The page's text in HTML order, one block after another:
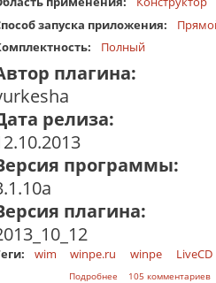
запуска приложения:
Полный
плагина:
релиза:
программы:
плагина:
wim winpe.ru winpe LiveCD
Подробнее о Yurkesha (Y)PE
105 комментариев